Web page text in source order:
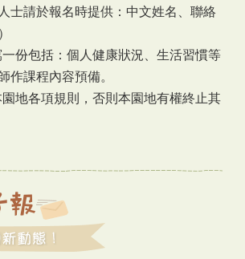
士請於報名時提供：中文姓名、聯絡
份包括：個人健康狀況、生活習慣等
作課程內容預備。
地各項規則，否則本園地有權終止其